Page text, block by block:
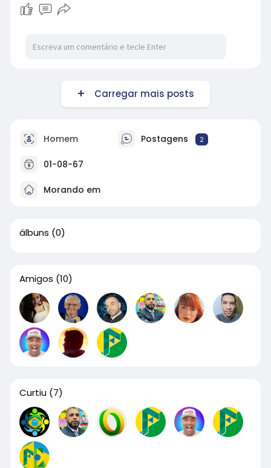
Carregar mais posts
Homem Postagens 2
01-08-67
Morando em
álbuns (0)
Amigos (10)
Curtiu (7)